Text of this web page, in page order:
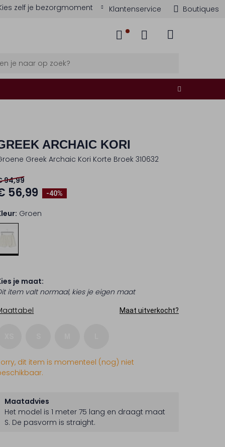
zelf je bezorgmoment Klantenservice Boutiques
ARCHAIC KORI
Greek Archaic Kori Korte Broek 310632
-40%
94,99
56,99
Groen
je maat:
item valt normaal, kies je eigen maat
Maat uitverkocht?
dit item is momenteel (nog) niet
Maatadvies
Het model is 1 meter 75 lang en draagt maat
S. De pasvorm is straight.